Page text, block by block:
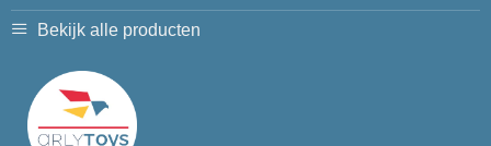
Bekijk alle producten